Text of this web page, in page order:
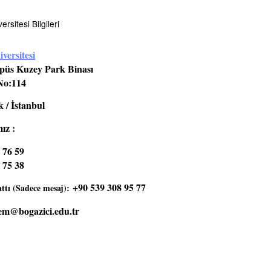
Bilgileri
Kuzey Park Binası
/ İstanbul
:
59
38
(Sadece mesaj): +90 539 308 95 77